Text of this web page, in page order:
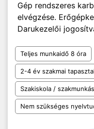
Gép rendszeres
elvégzése.
Darukezelői
Teljes munkaidő 8 óra
2-4 év szakmai
Szakiskola /
Nem szükséges